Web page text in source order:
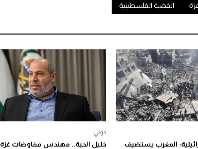
القضية الفلسطينية
المغرب يستضيف
دولي
خليل الحية.. مهندس مفاوضات غزة